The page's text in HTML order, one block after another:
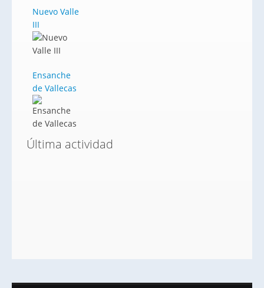
Nuevo Valle
III
Ensanche
de Vallecas
Última actividad